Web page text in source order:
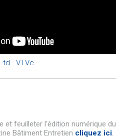
- VTVe
et feuilleter l'édition numérique du
Bâtiment Entretien cliquez ici.